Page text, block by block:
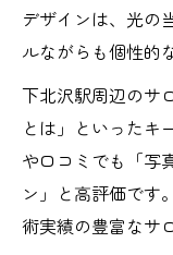
デザインは、光の
ルながらも個性的
下北沢駅周辺のサ
とは」といったキ
や口コミでも「写
ン」と高評価です
術実績の豊富なサ